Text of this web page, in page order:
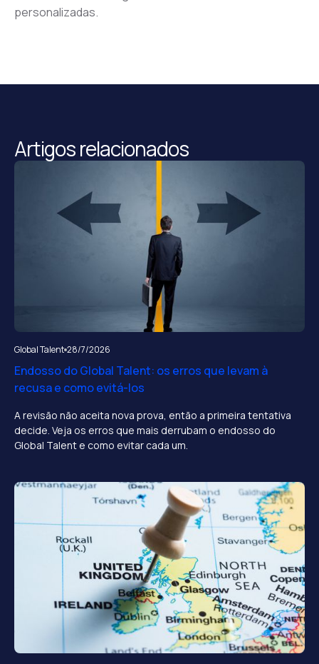
personalizadas.
Artigos relacionados
Global Talent 28/7/2026
Endosso do Global Talent: os erros que levam à
recusa e como evitá-los
A revisão não aceita nova prova, então a primeira tentativa
decide. Veja os erros que mais derrubam o endosso do
Global Talent e como evitar cada um.